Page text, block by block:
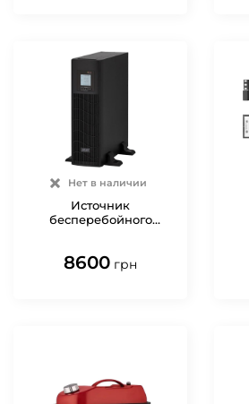
Нет в наличии
Источник
бесперебойного
8600 грн